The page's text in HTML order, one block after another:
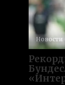
Новости